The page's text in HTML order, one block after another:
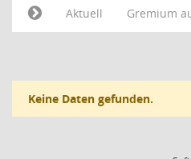
Aktuell
Gremium
Keine Daten gefunden.